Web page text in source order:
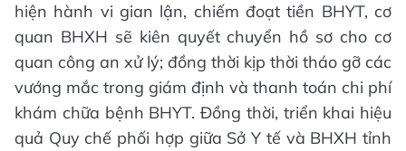
hiện hành vi gian lận, chiếm đoạt tiền BHYT, cơ
quan BHXH sẽ kiên quyết chuyển hồ sơ cho cơ
quan công an xử lý; đồng thời kịp thời tháo gỡ các
vướng mắc trong giám định và thanh toán chi phí
khám chữa bệnh BHYT. Đồng thời, triển khai hiệu
quả Quy chế phối hợp giữa Sở Y tế và BHXH tỉnh